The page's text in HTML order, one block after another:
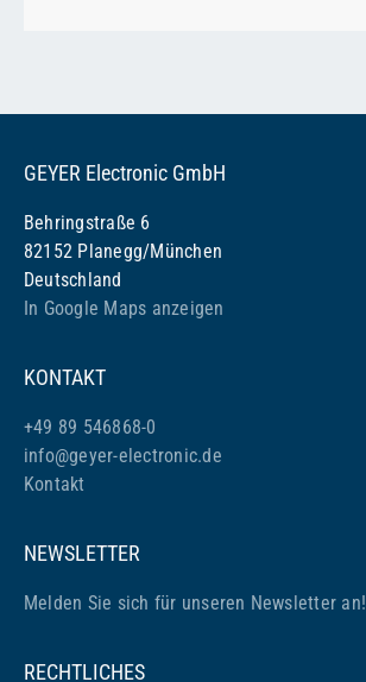
GEYER Electronic GmbH
Behringstraße 6
82152 Planegg/München
Deutschland
In Google Maps anzeigen
KONTAKT
+49 89 546868-0
info@geyer-electronic.de
Kontakt
NEWSLETTER
Melden Sie sich für unseren Newsletter an!
RECHTLICHES